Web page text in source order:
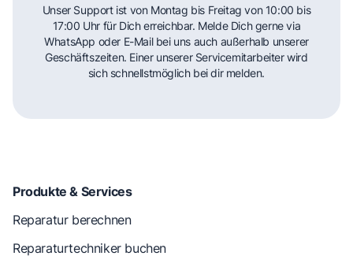
Unser Support ist von Montag bis Freitag von 10:00 bis
17:00 Uhr für Dich erreichbar. Melde Dich gerne via
WhatsApp oder E-Mail bei uns auch außerhalb unserer
Geschäftszeiten. Einer unserer Servicemitarbeiter wird
sich schnellstmöglich bei dir melden.
Produkte & Services
Reparatur berechnen
Reparaturtechniker buchen